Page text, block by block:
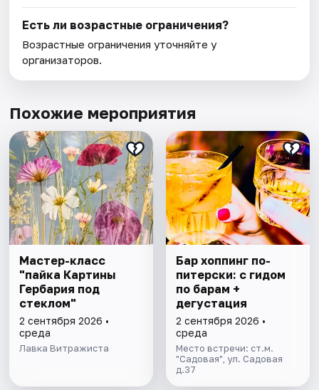
Есть ли возрастные ограничения?
Возрастные ограничения уточняйте у
организаторов.
Похожие мероприятия
Мастер-класс
"пайка Картины
Гербария под
стеклом"
2 сентября 2026 •
среда
Лавка Витражиста
Бар хоппинг по-
питерски: с гидом
по барам +
дегустация
2 сентября 2026 •
среда
Место встречи: ст.м.
"Садовая", ул. Садовая
д.37